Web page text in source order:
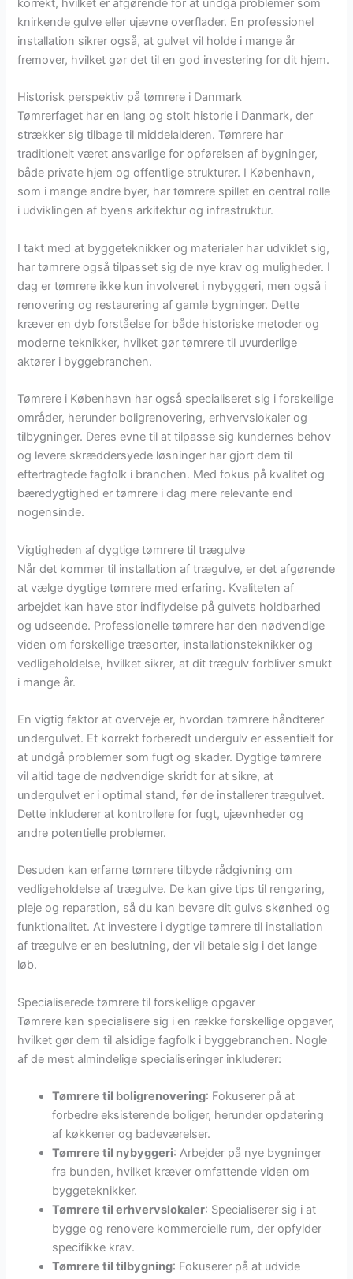
korrekt, hvilket er afgørende for at undgå problemer som
knirkende gulve eller ujævne overflader. En professionel
installation sikrer også, at gulvet vil holde i mange år
fremover, hvilket gør det til en god investering for dit hjem.
Historisk perspektiv på tømrere i Danmark
Tømrerfaget har en lang og stolt historie i Danmark, der
strækker sig tilbage til middelalderen. Tømrere har
traditionelt været ansvarlige for opførelsen af bygninger,
både private hjem og offentlige strukturer. I København,
som i mange andre byer, har tømrere spillet en central rolle
i udviklingen af byens arkitektur og infrastruktur.
I takt med at byggeteknikker og materialer har udviklet sig,
har tømrere også tilpasset sig de nye krav og muligheder. I
dag er tømrere ikke kun involveret i nybyggeri, men også i
renovering og restaurering af gamle bygninger. Dette
kræver en dyb forståelse for både historiske metoder og
moderne teknikker, hvilket gør tømrere til uvurderlige
aktører i byggebranchen.
Tømrere i København har også specialiseret sig i forskellige
områder, herunder boligrenovering, erhvervslokaler og
tilbygninger. Deres evne til at tilpasse sig kundernes behov
og levere skræddersyede løsninger har gjort dem til
eftertragtede fagfolk i branchen. Med fokus på kvalitet og
bæredygtighed er tømrere i dag mere relevante end
nogensinde.
Vigtigheden af dygtige tømrere til trægulve
Når det kommer til installation af trægulve, er det afgørende
at vælge dygtige tømrere med erfaring. Kvaliteten af
arbejdet kan have stor indflydelse på gulvets holdbarhed
og udseende. Professionelle tømrere har den nødvendige
viden om forskellige træsorter, installationsteknikker og
vedligeholdelse, hvilket sikrer, at dit trægulv forbliver smukt
i mange år.
En vigtig faktor at overveje er, hvordan tømrere håndterer
undergulvet. Et korrekt forberedt undergulv er essentielt for
at undgå problemer som fugt og skader. Dygtige tømrere
vil altid tage de nødvendige skridt for at sikre, at
undergulvet er i optimal stand, før de installerer trægulvet.
Dette inkluderer at kontrollere for fugt, ujævnheder og
andre potentielle problemer.
Desuden kan erfarne tømrere tilbyde rådgivning om
vedligeholdelse af trægulve. De kan give tips til rengøring,
pleje og reparation, så du kan bevare dit gulvs skønhed og
funktionalitet. At investere i dygtige tømrere til installation
af trægulve er en beslutning, der vil betale sig i det lange
løb.
Specialiserede tømrere til forskellige opgaver
Tømrere kan specialisere sig i en række forskellige opgaver,
hvilket gør dem til alsidige fagfolk i byggebranchen. Nogle
af de mest almindelige specialiseringer inkluderer:
Tømrere til boligrenovering: Fokuserer på at
forbedre eksisterende boliger, herunder opdatering
af køkkener og badeværelser.
Tømrere til nybyggeri: Arbejder på nye bygninger
fra bunden, hvilket kræver omfattende viden om
byggeteknikker.
Tømrere til erhvervslokaler: Specialiserer sig i at
bygge og renovere kommercielle rum, der opfylder
specifikke krav.
Tømrere til tilbygning: Fokuserer på at udvide